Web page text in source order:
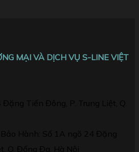
MẠI VÀ DỊCH VỤ S-LINE VIỆT